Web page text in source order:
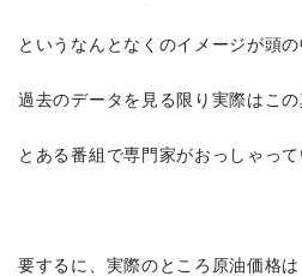
というなんとなくのイメージが頭
過去のデータを見る限り実際はこの
とある番組で専門家がおっしゃって
要するに、実際のところ原油価格は